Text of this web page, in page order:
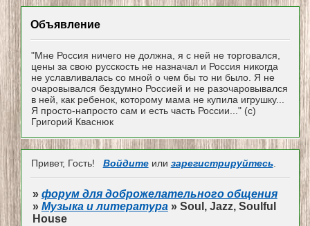
Объявление
"Мне Россия ничего не должна, я с ней не торговался,
цены за свою русскость не назначал и Россия никогда
не уславливалась со мной о чем бы то ни было. Я не
очаровывался бездумно Россией и не разочаровывался
в ней, как ребенок, которому мама не купила игрушку...
Я просто-напросто сам и есть часть России..." (с)
Григорий Кваснюк
Привет, Гость! Войдитеили зарегистрируйтесь.
» форум для доброжелательного общения
» Музыка и литература » Soul, Jazz, Soulful
House